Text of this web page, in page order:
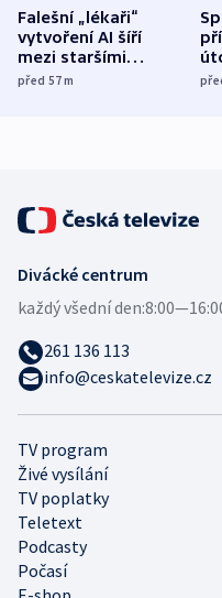
Falešní „lékaři“
vytvoření AI šíří
mezi staršími
Poláky nebezpečné
před 57m
TV program
Živé vysílání
TV poplatky
Teletext
Podcasty
Počasí
Divácké centrum
každý všední den:
261 136 113
info@ceskatelevize.cz